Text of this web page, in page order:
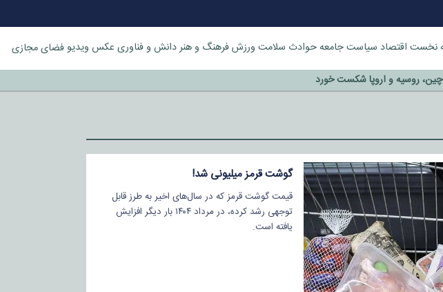
نخست اقتصاد سیاستجامعهحوادث سلامت ورزشفرهنگ و هنردانش و فناوری عکس ویدیوفضای مجازی
چین، روسیه و اروپا شکست خورد
گوشت قرمز میلیونی شد!
قیمت گوشت قرمز که در سال‌های اخیر به طرز قابل
توجهی رشد کرده، در مرداد ۱۴۰۴ بار دیگر افزایش
یافته است.